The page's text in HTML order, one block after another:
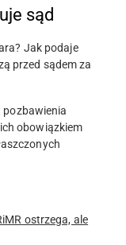
sąd
Jak podaje
przed sądem za
pozbawienia
obowiązkiem
ostrzega, ale